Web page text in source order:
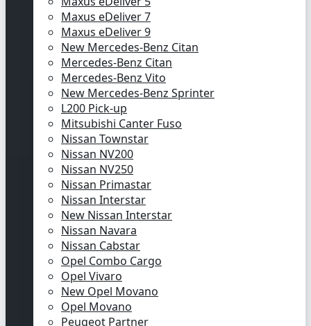
Maxus eDeliver 7
Maxus eDeliver 9
New Mercedes-Benz Citan
Mercedes-Benz Citan
Mercedes-Benz Vito
New Mercedes-Benz Sprinter
L200 Pick-up
Mitsubishi Canter Fuso
Nissan Townstar
Nissan NV200
Nissan NV250
Nissan Primastar
Nissan Interstar
New Nissan Interstar
Nissan Navara
Nissan Cabstar
Opel Combo Cargo
Opel Vivaro
New Opel Movano
Opel Movano
Peugeot Partner